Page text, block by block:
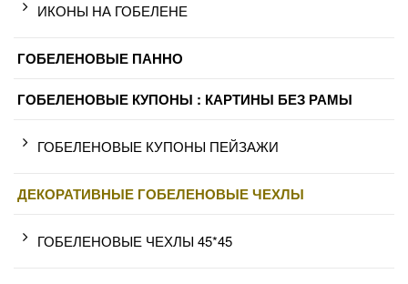
ИКОНЫ НА ГОБЕЛЕНЕ
ГОБЕЛЕНОВЫЕ ПАННО
ГОБЕЛЕНОВЫЕ КУПОНЫ : КАРТИНЫ БЕЗ РАМЫ
ГОБЕЛЕНОВЫЕ КУПОНЫ ПЕЙЗАЖИ
ДЕКОРАТИВНЫЕ ГОБЕЛЕНОВЫЕ ЧЕХЛЫ
ГОБЕЛЕНОВЫЕ ЧЕХЛЫ 45*45